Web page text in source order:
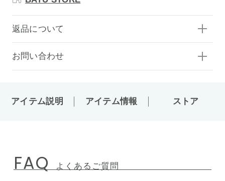
返品について
お問い合わせ
アイテム説明 アイテム情報 ストア
FAQ よくあるご質問